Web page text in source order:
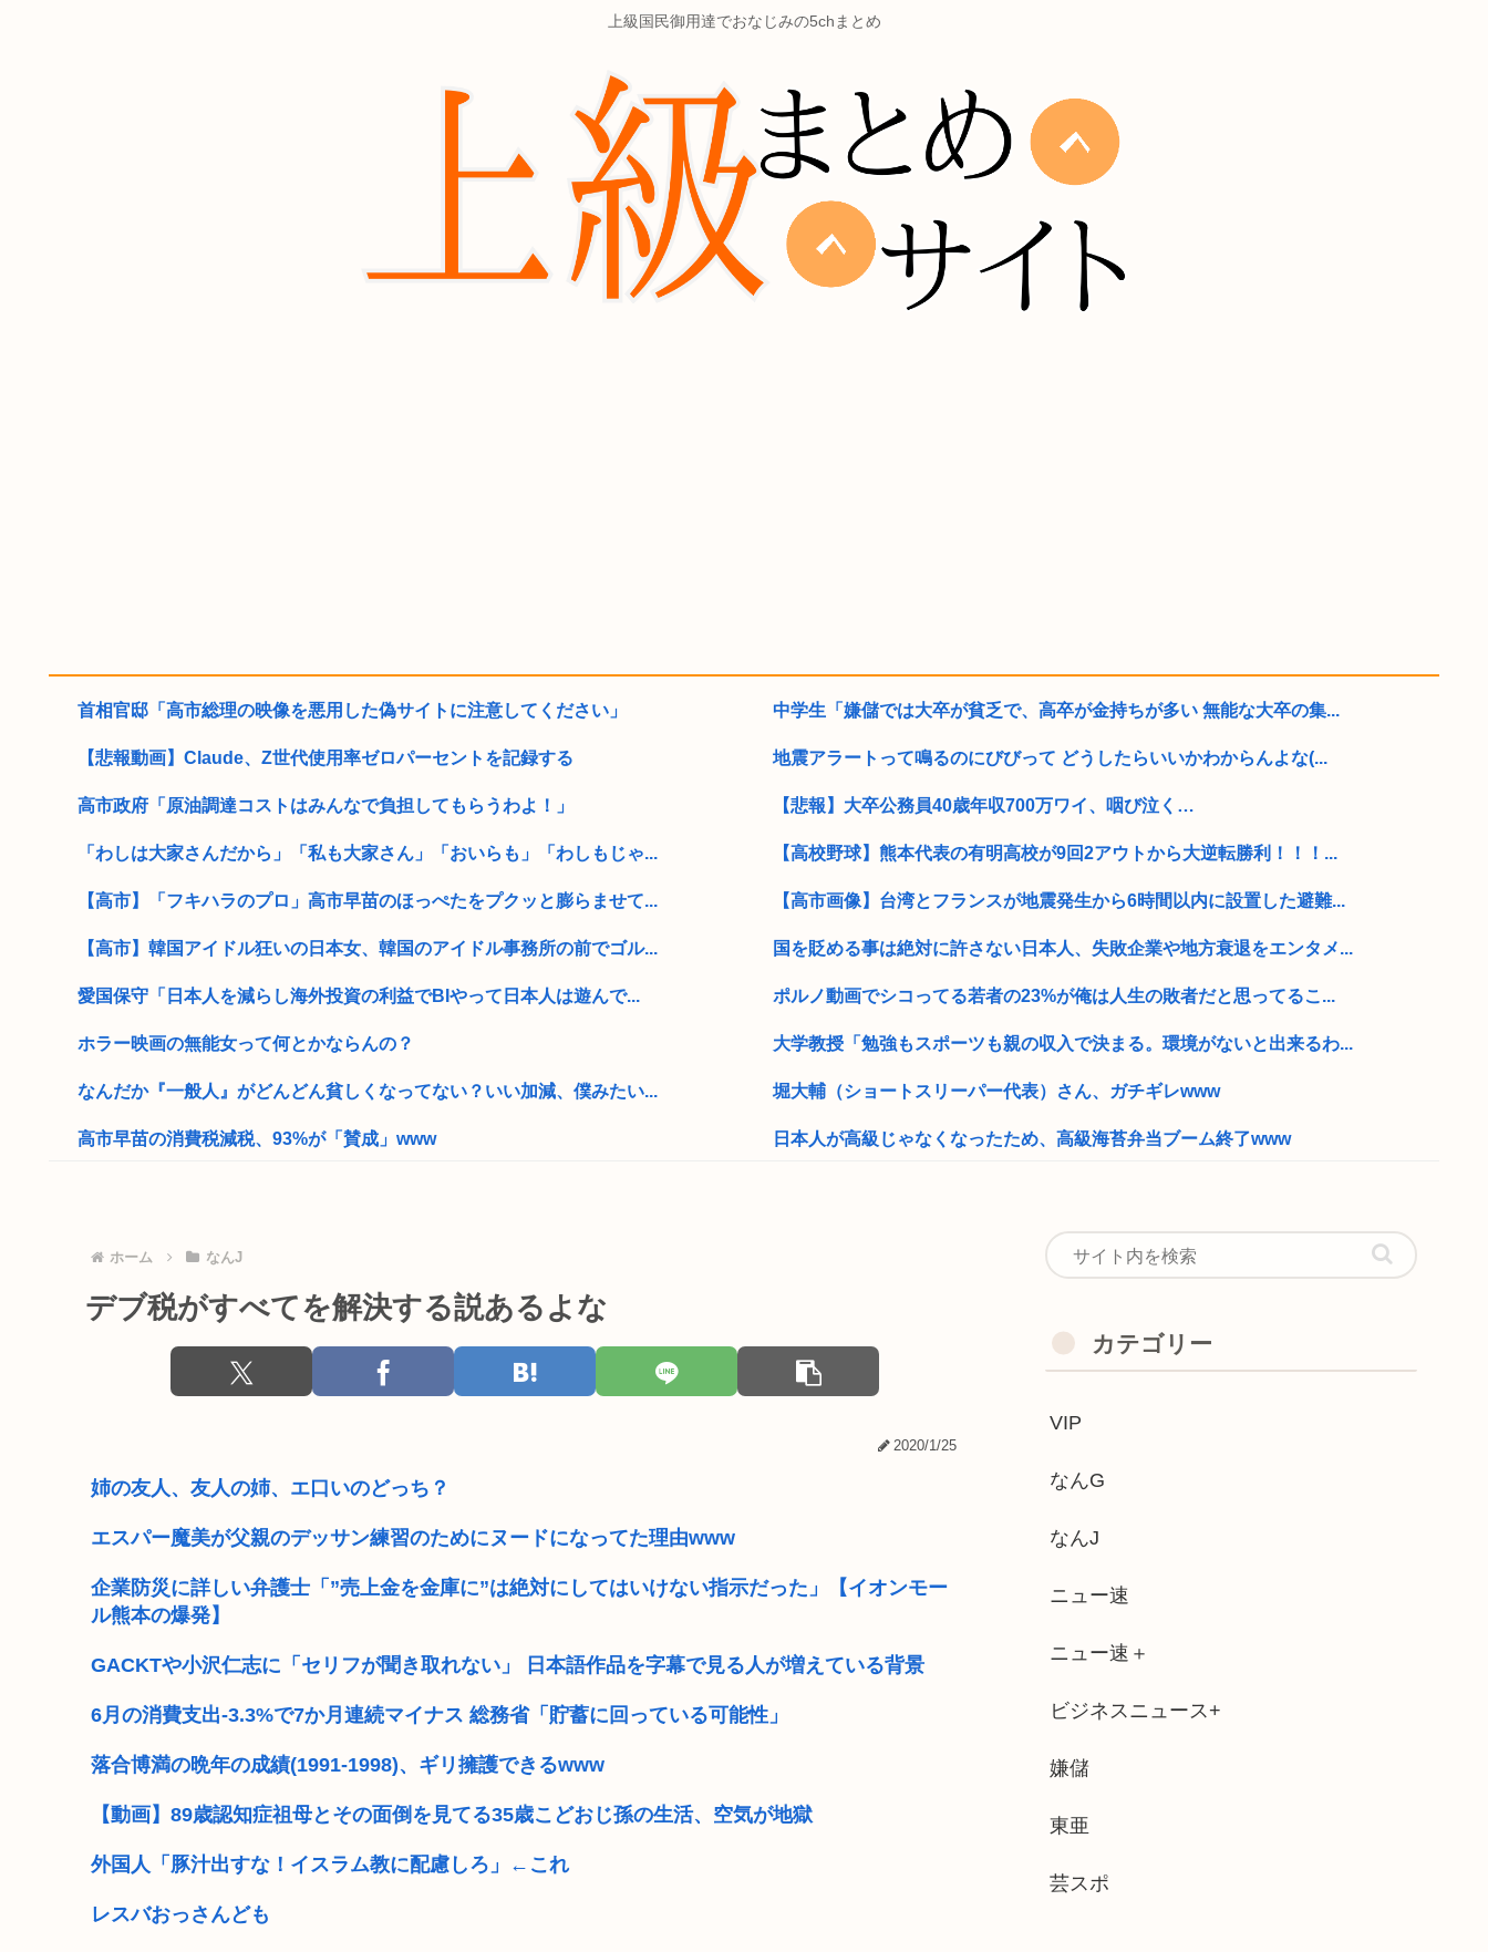
上級国民御用達でおなじみの5chまとめ
首相官邸「高市総理の映像を悪用した偽サイトに注意してください」
【悲報動画】Claude、Z世代使用率ゼロパーセントを記録する
高市政府「原油調達コストはみんなで負担してもらうわよ！」
「わしは大家さんだから」「私も大家さん」「おいらも」「わしもじゃ...
【高市】「フキハラのプロ」高市早苗のほっぺたをプクッと膨らませて...
【高市】韓国アイドル狂いの日本女、韓国のアイドル事務所の前でゴル...
愛国保守「日本人を減らし海外投資の利益でBIやって日本人は遊んで...
ホラー映画の無能女って何とかならんの？
なんだか『一般人』がどんどん貧しくなってない？いい加減、僕みたい...
高市早苗の消費税減税、93%が「賛成」www
【人類滅亡】テスト中のAIの脱走が相次ぐ。今度は中国AI
35歳私、>>5で処女捧げます
【画像】小池百合子×高市早苗
ワイ風俗とか行ったことないんやけどさ??
【動画】女さん「男と話してる時、おぱーい見てるのすぐわかる」
【天皇】すまん、小林よりしのりを支持するわ
【高市】ゴラム(56歳)、女子中学生をナイフで脅し性的暴行 「性...
中学生「嫌儲では大卒が貧乏で、高卒が金持ちが多い 無能な大卒の集...
地震アラートって鳴るのにびびって どうしたらいいかわからんよな(...
【悲報】大卒公務員40歳年収700万ワイ、咽び泣く…
【高校野球】熊本代表の有明高校が9回2アウトから大逆転勝利！！！...
【高市画像】台湾とフランスが地震発生から6時間以内に設置した避難...
国を貶める事は絶対に許さない日本人、失敗企業や地方衰退をエンタメ...
ポルノ動画でシコってる若者の23%が俺は人生の敗者だと思ってるこ...
大学教授「勉強もスポーツも親の収入で決まる。環境がないと出来るわ...
堀大輔（ショートスリーパー代表）さん、ガチギレwww
日本人が高級じゃなくなったため、高級海苔弁当ブーム終了www
Every Little Thingがデビュー30周年で楽曲人気...
【画像あり】東京の街ごとの女の違いがやばいwww
俺「…」担任「…くん！俺くん！ちゃんと授業聞いてって何度m」俺「...
ケツで売れててプロゲーマーと結婚したグラドル、息子の「自閉スペク...
【衝撃】トラックの運ちゃん御用達ターミナル食堂のオムライスが強す...
そういや最近お前ら自虐風自慢しなくなったよな？
ワイのスニーカー、パンティーを履いた靴とか馬鹿にされる
障害年金受給大学生ワイ、就活や院試に必死な同期を高みの見物www
25歳の税務署職員、競艇で3億3400万円を得るも確定申告せず逮...
ホーム なんJ
デブ税がすべてを解決する説あるよな
2020/1/25
姉の友人、友人の姉、エ口いのどっち？
エスパー魔美が父親のデッサン練習のためにヌードになってた理由www
企業防災に詳しい弁護士「”売上金を金庫に”は絶対にしてはいけない指示だった」【イオンモー
ル熊本の爆発】
GACKTや小沢仁志に「セリフが聞き取れない」 日本語作品を字幕で見る人が増えている背景
6月の消費支出-3.3%で7か月連続マイナス 総務省「貯蓄に回っている可能性」
落合博満の晩年の成績(1991-1998)、ギリ擁護できるwww
【動画】89歳認知症祖母とその面倒を見てる35歳こどおじ孫の生活、空気が地獄
外国人「豚汁出すな！イスラム教に配慮しろ」←これ
レスバおっさんども
カテゴリー
VIP
なんG
なんJ
ニュー速
ニュー速＋
ビジネスニュース+
嫌儲
東亜
芸スポ